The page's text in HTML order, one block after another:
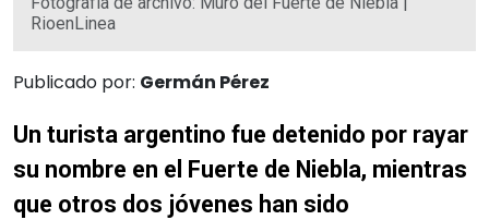
RioenLinea
Publicado por: Germán Pérez
Un turista argentino fue detenido por rayar
su nombre en el Fuerte de Niebla, mientras
que otros dos jóvenes han sido